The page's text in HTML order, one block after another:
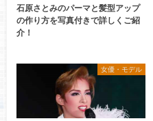
石原さとみのパーマと髪型アップ
の作り方を写真付きで詳しくご紹
介！
女優・モデル